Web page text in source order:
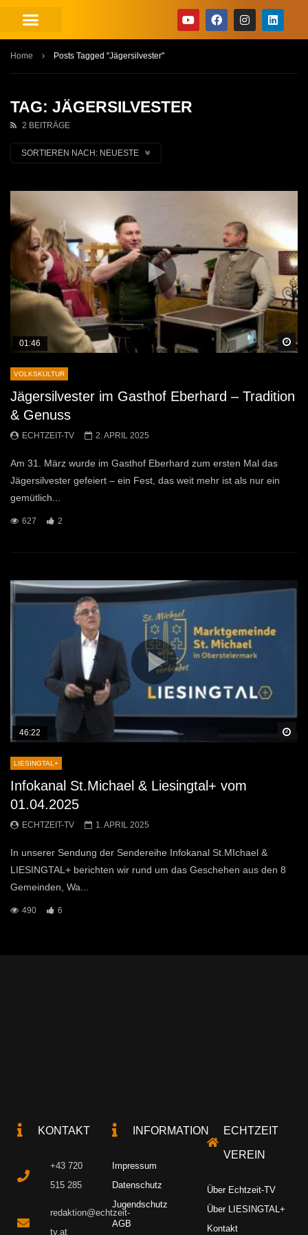
Home Posts Tagged "Jägersilvester"
TAG: JÄGERSILVESTER
2 BEITRÄGE
SORTIEREN NACH: NEUESTE
01:46
VOLKSKULTUR
Jägersilvester im Gasthof Eberhard – Tradition
& Genuss
ECHTZEIT-TV 2. APRIL 2025
Am 31. März wurde im Gasthof Eberhard zum ersten Mal das
Jägersilvester gefeiert – ein Fest, das weit mehr ist als nur ein
gemütlich...
627 2
46:22
LIESINGTAL+
Infokanal St.Michael & Liesingtal+ vom
01.04.2025
ECHTZEIT-TV 1. APRIL 2025
In unserer Sendung der Sendereihe Infokanal St.MIchael &
LIESINGTAL+ berichten wir rund um das Geschehen aus den 8
Gemeinden, Wa...
490 6
KONTAKT
+43 720
515 285
redaktion@echtzeit-
tv.at
INFORMATION
Impressum
Datenschutz
Jugendschutz
AGB
ECHTZEIT
VEREIN
Über Echtzeit-TV
Über LIESINGTAL+
Kontakt